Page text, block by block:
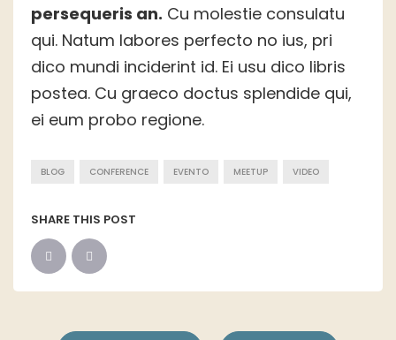
persequeris an. Cu molestie consulatu
qui. Natum labores perfecto no ius, pri
dico mundi inciderint id. Ei usu dico libris
postea. Cu graeco doctus splendide qui,
ei eum probo regione.
BLOG CONFERENCE EVENTO MEETUP VIDEO
SHARE THIS POST